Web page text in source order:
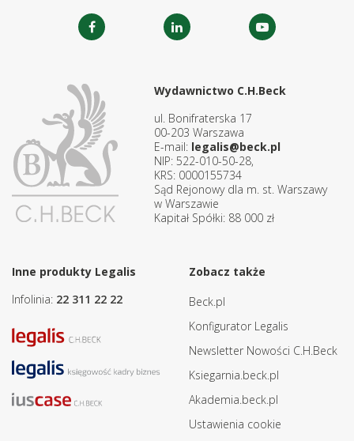
Wydawnictwo C.H.Beck
ul. Bonifraterska 17
00-203 Warszawa
E-mail: legalis@beck.pl
NIP: 522-010-50-28,
KRS: 0000155734
Sąd Rejonowy dla m. st. Warszawy
w Warszawie
Kapitał Spółki: 88 000 zł
Inne produkty Legalis
Infolinia: 22 311 22 22
Zobacz także
Beck.pl
Konfigurator Legalis
Newsletter Nowości C.H.Beck
Ksiegarnia.beck.pl
Akademia.beck.pl
Ustawienia cookie